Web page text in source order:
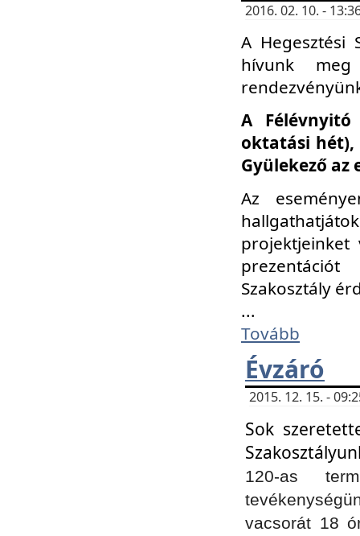
2016. 02. 10. -
A Hegesztési
hívunk
A
oktatási hét),
Gyülekező az
Az
Szakosztály
...
Tovább
Évzáró
2015. 12. 15. -
Sok
120-as
vacsorát 18